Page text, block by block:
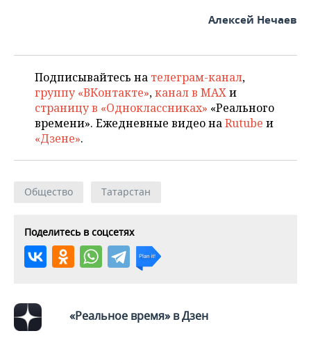
Алексей Нечаев
Подписывайтесь на телеграм-канал,
группу «ВКонтакте»,канал в MAXи
страницу в «Одноклассниках» «Реального
времени». Ежедневные видео наRutube и
«Дзене».
Общество Татарстан
Поделитесь в соцсетях
«Реальное время» в Дзен